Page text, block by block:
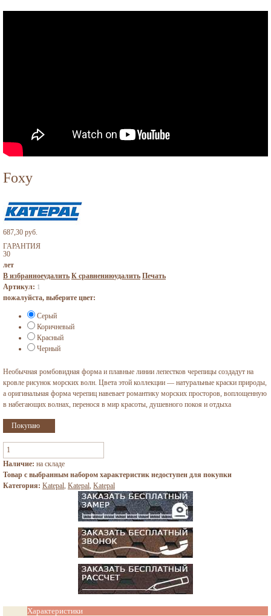
Foxy
687,30 руб.
ГАРАНТИЯ
30
лет
В избранноеудалить К сравнениюудалить Печать
Артикул: 1
пожалуйста, выберите цвет:
Серый
Коричневый
Красный
Черный
Необычная ромбовидная форма и плавные линии лепестков черепицы создадут на
кровле рисунок морских волн. Цвета этой коллекции — натуральные краски природы,
а оригинальная форма черепиц навевает романтику морских просторов, воплощенную
в набегающих волнах, перенося в мир красоты, душевного покоя и отдыха
Наличие: на складе
Товар с выбранным набором характеристик недоступен для покупки
Категория: Katepal Katepal Katepal
Характеристики